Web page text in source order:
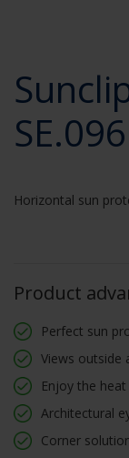
SE.096
Horizontal sun
Product
Perfect sun
Views outside
Enjoy the
Architectural
Corner